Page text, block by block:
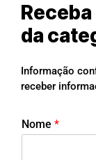
da
Informação
receber
Nome *